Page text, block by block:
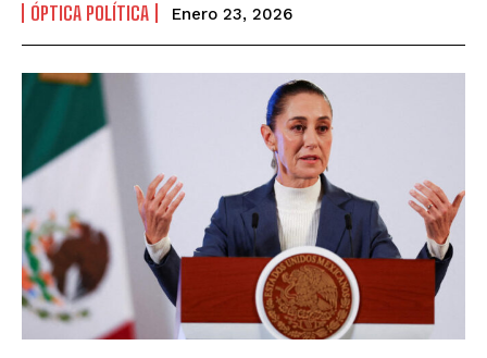
ÓPTICA POLÍTICA Enero 23, 2026